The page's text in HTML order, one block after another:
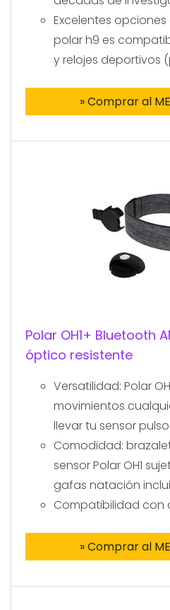
Excelentes
polar h9 es
y relojes deportivos
» Comprar al
Polar OH1+ Bluetooth
óptico resistente
Versatilidad: Polar
movimientos
llevar tu sensor
Comodidad:
sensor Polar OH1
gafas natación
Compatibilidad con
» Comprar al